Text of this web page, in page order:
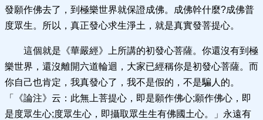
發願作佛去了，到極樂世界就保證成佛。成佛幹什麼?成佛普
度眾生。所以，真正發心求生淨土，就是真實發菩提心。
這個就是《華嚴經》上所講的初發心菩薩。你還沒有到極
樂世界，還沒離開六道輪迴，大家已經稱你是初發心菩薩。而
你自己也肯定，我真發心了，我不是假的，不是騙人的。
「《論注》云：此無上菩提心，即是願作佛心;願作佛心，即
是度眾生心;度眾生心，即攝取眾生生有佛國土心。」永遠有